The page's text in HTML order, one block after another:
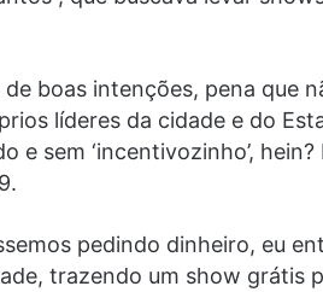
de boas intenções, pena que
líderes da cidade e do
sem ‘incentivozinho’, hein?
pedindo dinheiro, eu
trazendo um show grátis